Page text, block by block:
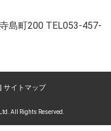
島町200 TEL053-457-
サイトマップ
All Rights Reserved.